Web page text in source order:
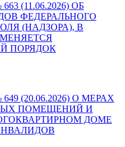
663 (11.06.2026) ОБ
ФЕДЕРАЛЬНОГО
(НАДЗОРА), В
ПОРЯДОК
649 (20.06.2026) О МЕРАХ
ПОМЕЩЕНИЙ И
ДОМЕ